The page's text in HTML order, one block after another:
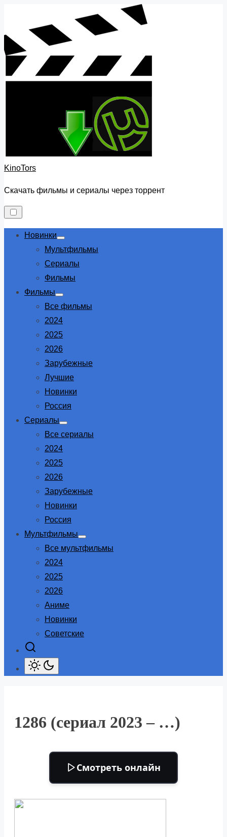
content
KinoTors
Скачать фильмы и сериалы через торрент
Новинки
Show
sub
Мультфильмы
Сериалы
Фильмы
Фильмы
Show
sub
Все фильмы
2024
2025
2026
Зарубежные
Лучшие
Новинки
Россия
Сериалы
Show
sub
Все сериалы
2024
2025
2026
Зарубежные
Новинки
Россия
Мультфильмы
Show
sub
Все мультфильмы
2024
2025
2026
Аниме
Новинки
Советские
1286 (сериал 2023 – …)
Смотреть онлайн